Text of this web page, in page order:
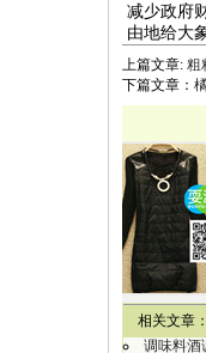
减少政府
由地给大
上篇文章: 粗
下篇文章：
相关文章：
调味料酒